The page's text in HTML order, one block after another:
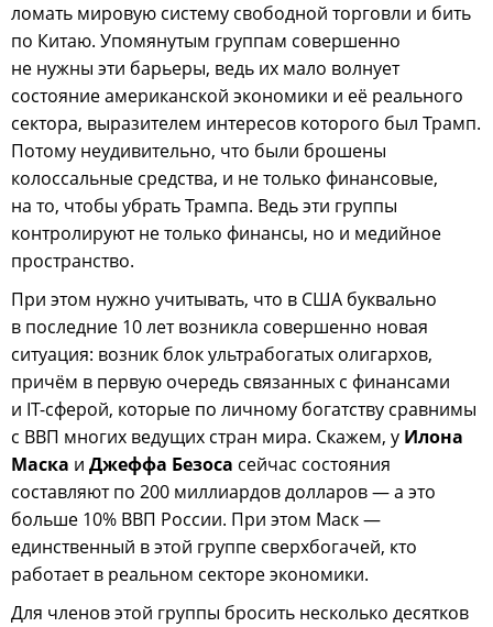
ломать мировую систему свободной торговли и бить
по Китаю. Упомянутым группам совершенно
не нужны эти барьеры, ведь их мало волнует
состояние американской экономики и её реального
сектора, выразителем интересов которого был Трамп.
Потому неудивительно, что были брошены
колоссальные средства, и не только финансовые,
на то, чтобы убрать Трампа. Ведь эти группы
контролируют не только финансы, но и медийное
пространство.
При этом нужно учитывать, что в США буквально
в последние 10 лет возникла совершенно новая
ситуация: возник блок ультрабогатых олигархов,
причём в первую очередь связанных с финансами
и IT-сферой, которые по личному богатству сравнимы
с ВВП многих ведущих стран мира. Скажем, у Илона
Маска и Джеффа Безоса сейчас состояния
составляют по 200 миллиардов долларов — а это
больше 10% ВВП России. При этом Маск —
единственный в этой группе сверхбогачей, кто
работает в реальном секторе экономики.
Для членов этой группы бросить несколько десятков